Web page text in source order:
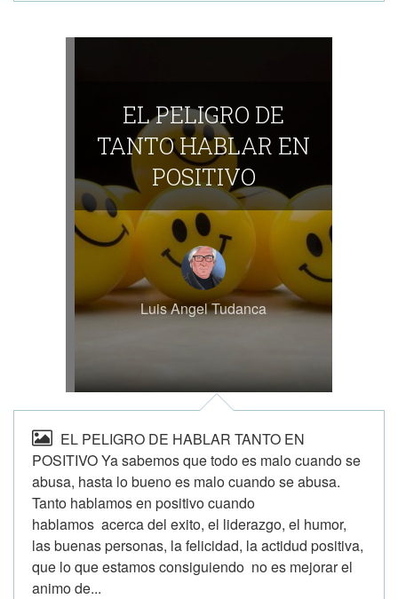
EL PELIGRO DE
TANTO HABLAR EN
POSITIVO
Luis Angel Tudanca
EL PELIGRO DE HABLAR TANTO EN
POSITIVO Ya sabemos que todo es malo cuando se
abusa, hasta lo bueno es malo cuando se abusa.
Tanto hablamos en positivo cuando
hablamos acerca del exito, el liderazgo, el humor,
las buenas personas, la felicidad, la actidud positiva,
que lo que estamos consiguiendo no es mejorar el
animo de...